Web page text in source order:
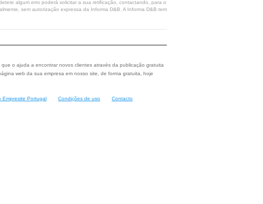
algum erro poderá solicitar a sua retificação, contactando, para o
sem autorização expressa da Informa D&B. A Informa D&B tem
o ajuda a encontrar novos clientes através da publicação gratuita
web da sua empresa em nosso site, de forma gratuita, hoje
Empresite Portugal Condições de uso Contacto